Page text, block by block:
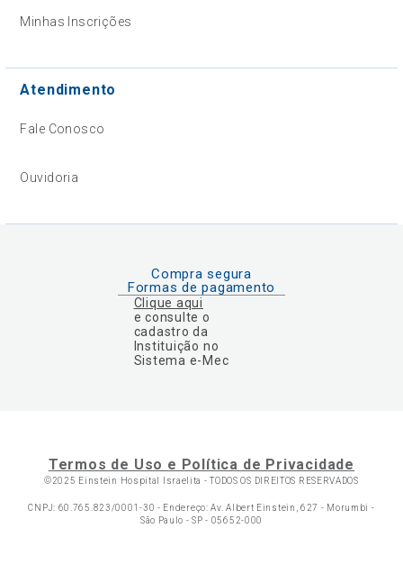
Minhas Inscrições
Atendimento
Fale Conosco
Ouvidoria
Compra segura
Formas de pagamento
Clique aqui
e consulte o
cadastro da
Instituição no
Sistema e-Mec
Termos de Uso e Política de Privacidade
©2025 Einstein Hospital Israelita -TODOS OS DIREITOS RESERVADOS
CNPJ: 60.765.823/0001-30 - Endereço: Av. Albert Einstein, 627 - Morumbi -
São Paulo - SP - 05652-000